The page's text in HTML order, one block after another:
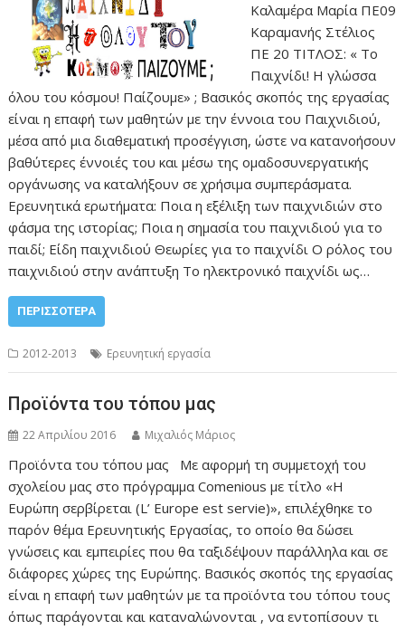
Καλαμέρα Μαρία ΠΕ09
Καραμανής Στέλιος
ΠΕ 20 ΤΙΤΛΟΣ: « Το
Παιχνίδι! Η γλώσσα
όλου του κόσμου! Παίζουμε» ; Βασικός σκοπός της εργασίας
είναι η επαφή των μαθητών με την έννοια του Παιχνιδιού,
μέσα από μια διαθεματική προσέγγιση, ώστε να κατανοήσουν
βαθύτερες έννοιές του και μέσω της ομαδοσυνεργατικής
οργάνωσης να καταλήξουν σε χρήσιμα συμπεράσματα.
Ερευνητικά ερωτήματα: Ποια η εξέλιξη των παιχνιδιών στο
φάσμα της ιστορίας; Ποια η σημασία του παιχνιδιού για το
παιδί; Είδη παιχνιδιού Θεωρίες για το παιχνίδι Ο ρόλος του
παιχνιδιού στην ανάπτυξη Το ηλεκτρονικό παιχνίδι ως…
ΠΕΡΙΣΣΌΤΕΡΑ
2012-2013 Ερευνητική εργασία
Προϊόντα του τόπου μας
22 Απριλίου 2016 Μιχαλιός Μάριος
Προϊόντα του τόπου μας Με αφορμή τη συμμετοχή του
σχολείου μας στο πρόγραμμα Comenious με τίτλο «Η
Ευρώπη σερβίρεται (L’ Europe est servie)», επιλέχθηκε το
παρόν θέμα Ερευνητικής Εργασίας, το οποίο θα δώσει
γνώσεις και εμπειρίες που θα ταξιδέψουν παράλληλα και σε
διάφορες χώρες της Ευρώπης. Βασικός σκοπός της εργασίας
είναι η επαφή των μαθητών με τα προϊόντα του τόπου τους
όπως παράγονται και καταναλώνονται , να εντοπίσουν τι